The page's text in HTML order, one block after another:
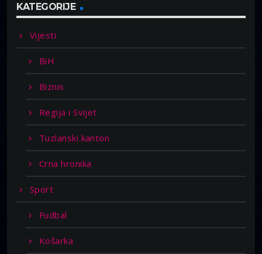
KATEGORIJE
Vijesti
BiH
Biznis
Regija i Svijet
Tuzlanski kanton
Crna hronika
Sport
Fudbal
Košarka